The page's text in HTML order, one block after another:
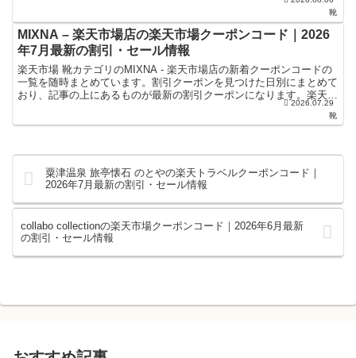
靴
MIXNA – 楽天市場店の楽天市場クーポンコード｜2026
年7月最新の割引・セール情報
楽天市場 靴カテゴリのMIXNA - 楽天市場店の新着クーポンコードの
一覧を随時まとめています。割引クーポンを見つけた日別にまとめて
おり、記事の上にあるものが最新の割引クーポンになります。楽天ス
2026.07.29
靴
粟津温泉 旅亭懐石 のとやの楽天トラベルクーポンコード｜
2026年7月最新の割引・セール情報
collabo collectionの楽天市場クーポンコード｜2026年6月最新
の割引・セール情報